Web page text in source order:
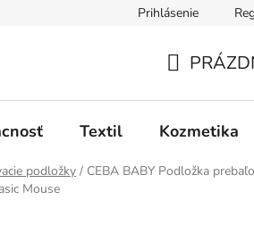
Obchodné podmienky
Prihlásenie
KOŠÍK
Textil Kozmetika
podložky / CEBA BABY Podložka
Mouse